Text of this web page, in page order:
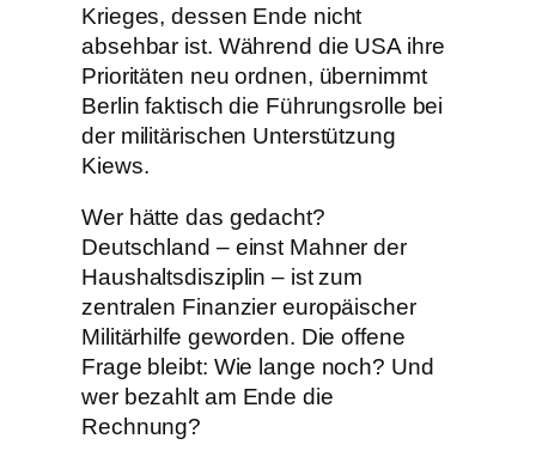
Krieges, dessen Ende nicht
absehbar ist. Während die USA ihre
Prioritäten neu ordnen, übernimmt
Berlin faktisch die Führungsrolle bei
der militärischen Unterstützung
Kiews.
Wer hätte das gedacht?
Deutschland – einst Mahner der
Haushaltsdisziplin – ist zum
zentralen Finanzier europäischer
Militärhilfe geworden. Die offene
Frage bleibt: Wie lange noch? Und
wer bezahlt am Ende die
Rechnung?